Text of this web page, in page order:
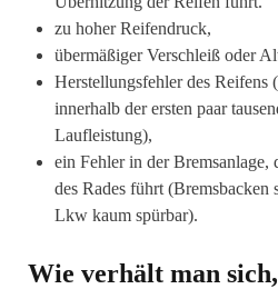
zu hoher Reifendruck,
übermäßiger Verschleiß oder
Herstellungsfehler des Reifens
innerhalb der ersten paar
Laufleistung),
ein Fehler in der Bremsanlage,
des Rades führt (Bremsbacken
Lkw kaum spürbar).
Wie verhält man